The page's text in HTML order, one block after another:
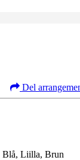
Del
Blå, Liilla, Brun